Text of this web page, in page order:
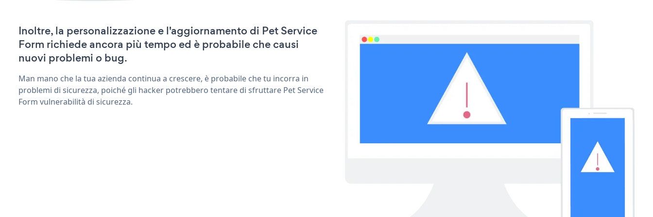
Inoltre, la personalizzazione e l'aggiornamento di Pet Service
Form richiede ancora più tempo ed è probabile che causi
nuovi problemi o bug.
Man mano che la tua azienda continua a crescere, è probabile che tu incorra in
problemi di sicurezza, poiché gli hacker potrebbero tentare di sfruttare Pet Service
Form vulnerabilità di sicurezza.